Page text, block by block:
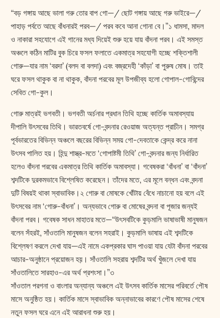
“বড় গঙ্গায় আছে ভালা গরু তোর বাপ গো—/ ছোট গঙ্গায় আছে গরু ভাইরে—/
পাহাড় পর্বতে আছে বাঁধনারই পরব—/ পরব কবে আনা গোনা বে।”১ ধামসা, মাদল
ও নাকারা সহযোগে এই গানের মধ্য দিয়েই শুরু হয়ে যায় বাঁদনা পরব। এই সমস্ত
অঞ্চলে কঠিন মাটির বুক চিরে ফসল ফলাতে একমাত্র সহযোগী হচ্ছে শক্তিশালী
গোরু—যার নাম ‘বরদা’ (বলদ বা বলদা) এবং বজ্রদেহী ‘কাঁড়া’ বা পুরুষ মোষ। তাই
ঘরে ফসল থাকুক বা না থাকুক, বাঁদনা পরবের মূল উপজীব্য হলো গোপাল-গোবিন্দের
সেবিত গো-কুল।
গোরু মাত্রই ভগবতী। ভগবতী অর্চনার প্রধান তিথি হচ্ছে কার্তিক অমাবস্যায়
দীপালি উৎসবের তিথি। ভারতবর্ষে গো-বন্দনার রেওয়াজ অত্যন্ত প্রাচীন। সমগ্র
পূর্বভারতের বিভিন্ন অঞ্চলে বছরের বিভিন্ন সময় গো-দেবতাকে কেন্দ্র করে নানা
উৎসব পালিত হয়। হিন্দু শাস্ত্র-মতে ‘গোপাষ্টমী তিথি’ গো-বন্দনার জন্য নির্ধারিত
হলেও বাঁদনা পরবের একমাত্র তিথি কার্তিক অমাবস্যা। গবেষকরা ‘বাঁধনা’ বা ‘বাঁদনা’
শব্দটিকে দুরকমভাবে বিশ্লেষিত করেছেন। তাঁদের মতে, এর মূলে বন্ধন এবং বন্দনা
দুটি বিষয়ই থাকা স্বাভাবিক।২ গোরু বা মোষকে খোঁটায় বেঁধে নাচানো হয় বলে এই
উৎসবের নাম ‘গোরু-বাঁধনা’। অন্যভাবে গোরু বা মোষের বন্দনা বা পূজার জন্যই
বাঁদনা পরব। গবেষক সাধন মাহাতর মতে—“উৎসবটিকে কুড়মালি ভাষাভাষী মানুষজন
বলেন সঁহরই, সাঁওতালি মানুষজন বলেন সহরাই। কুড়মালি ভাষায় এই শব্দটিকে
বিশ্লেষণ করলে দেখা যায়—এই নামে একপ্রকার ঘাস পাওয়া যায় যেটা বাঁদনা পরবের
আচার-অনুষ্ঠানে প্রয়োজন হয়়। সাঁওতালি সহরায় শব্দটির অর্থ খুঁজলে দেখা যায়
সাঁওতালিতে সারহাও-এর অর্থ প্রশংসা।”৩
সাঁওতাল পরগনা ও বাংলার অন্যান্য অঞ্চলে এই উৎসব কার্তিক মাসের পরিবর্তে পৌষ
মাসে অনুষ্ঠিত হয়। কার্তিক মাসে স্বাভাবিক অন্নাভাবের কারণে পৌষ মাসের শেষে
নতুন ফসল ঘরে এনে এই আরাধনা শুরু হয়।